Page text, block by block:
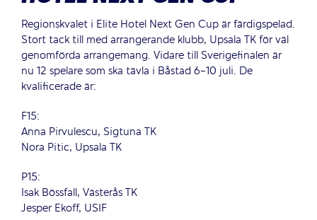
Regionskvalet i Elite Hotel Next Gen Cup är färdigspelad.
Stort tack till med arrangerande klubb, Upsala TK för väl
genomförda arrangemang. Vidare till Sverigefinalen är
nu 12 spelare som ska tävla i Båstad 6-10 juli. De
kvalificerade är:
F15:
Anna Pirvulescu, Sigtuna TK
Nora Pitic, Upsala TK
P15:
Isak Bössfall, Västerås TK
Jesper Ekoff, USIF